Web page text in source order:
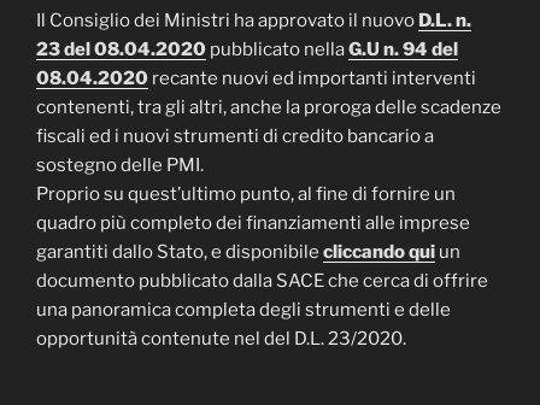
Il Consiglio dei Ministri ha approvato il nuovo D.L. n.
23 del 08.04.2020 pubblicato nellaG.U n. 94 del
08.04.2020 recante nuovi ed importanti interventi
contenenti, tra gli altri, anche la proroga delle scadenze
fiscali ed i nuovi strumenti di credito bancario a
sostegno delle PMI.
Proprio su quest’ultimo punto, al fine di fornire un
quadro più completo dei finanziamenti alle imprese
garantiti dallo Stato, e disponibile cliccando qui un
documento pubblicato dalla SACE che cerca di offrire
una panoramica completa degli strumenti e delle
opportunità contenute nel del D.L. 23/2020.